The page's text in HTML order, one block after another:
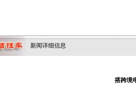
新闻详细信息
搭跨境